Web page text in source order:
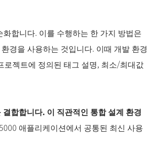
합니다. 이를 수행하는 한 가지 방법은
경을 사용하는 것입니다. 이때 개발 환경
로젝트에 정의된 태그 설명, 최소/최대값
합합니다. 이 직관적인 통합 설계 환경
애플리케이션에서 공통된 최신 사용